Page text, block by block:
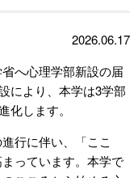
2026.06.17
へ心理学部新設の届
により、本学は3学部
します。
行に伴い、「ここ
っています。本学で